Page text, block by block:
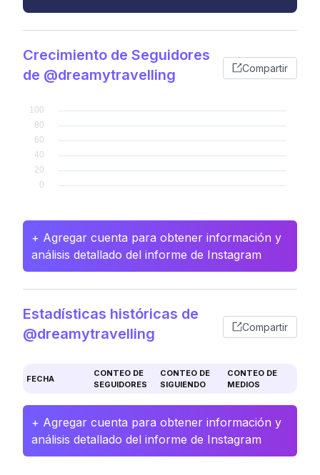
Crecimiento de Seguidores
de @dreamytravelling
Compartir
+ Agregar cuenta para obtener información y
análisis detallado del informe de Instagram
Estadísticas históricas de
@dreamytravelling
Compartir
FECHA
CONTEO DE
SEGUIDORES
CONTEO DE
SIGUIENDO
CONTEO DE
MEDIOS
+ Agregar cuenta para obtener información y
análisis detallado del informe de Instagram